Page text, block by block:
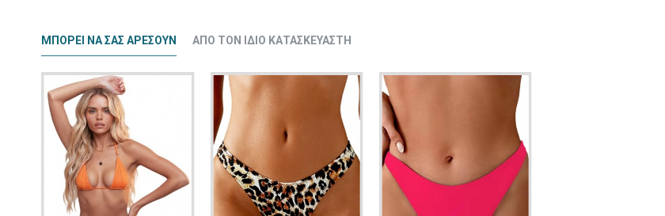
ΜΠΟΡΕΊ ΝΑ ΣΑΣ ΑΡΈΣΟΥΝ ΑΠΌ ΤΟΝ ΊΔΙΟ ΚΑΤΑΣΚΕΥΑΣΤΉ